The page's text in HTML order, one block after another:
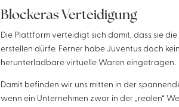
Blockeras Verteidigung
Die Plattform verteidigt sich damit, dass sie
erstellen dürfe. Ferner habe Juventus doch
herunterladbare virtuelle Waren eingetragen.
Damit befinden wir uns mitten in der
wenn ein Unternehmen zwar in der „realen“